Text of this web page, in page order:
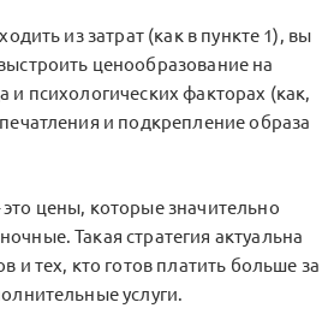
из затрат (как в пункте 1), вы
ценообразование на
психологических факторах (как,
и подкрепление образа
это цены, которые значительно
Такая стратегия актуальна
и тех, кто готов платить больше за
услуги.